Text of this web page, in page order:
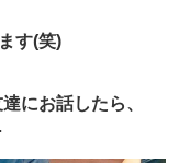
す(笑)
にお話したら、